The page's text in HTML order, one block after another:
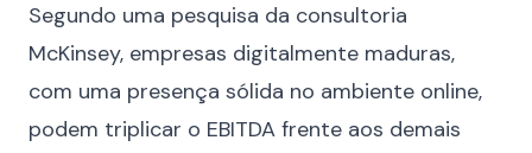
Segundo uma pesquisa da consultoria
McKinsey, empresas digitalmente maduras,
com uma presença sólida no ambiente online,
podem triplicar o EBITDA frente aos demais